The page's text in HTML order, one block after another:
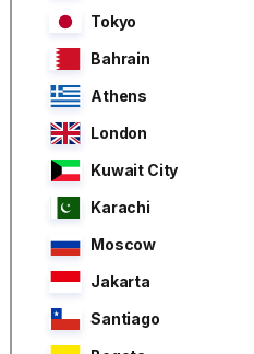
Tokyo
Bahrain
Athens
London
Kuwait City
Karachi
Moscow
Jakarta
Santiago